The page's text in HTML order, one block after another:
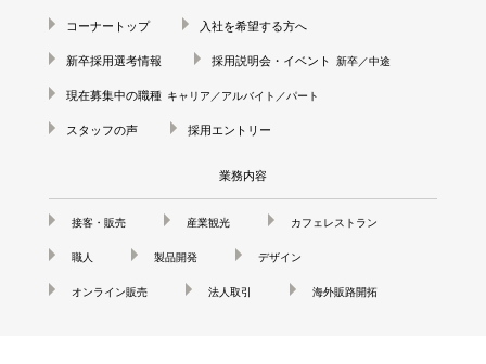
プロジェクト
採用情報
コーナートップ 入社を希望する方へ
新卒採用選考情報 採用説明会・イベント 新卒／中途
現在募集中の職種 キャリア／アルバイト／パート
スタッフの声 採用エントリー
業務内容
接客・販売 産業観光 カフェレストラン
職人 製品開発 デザイン
オンライン販売 法人取引 海外販路開拓